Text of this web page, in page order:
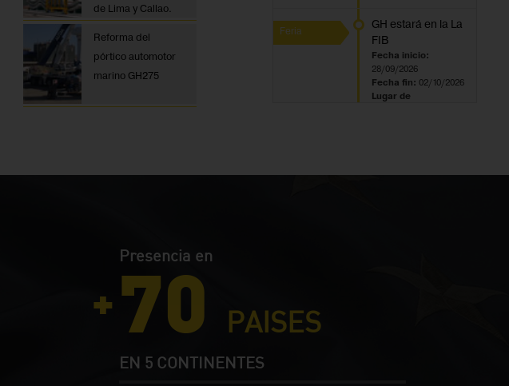
de Lima y Callao.
Reforma del
pórtico automotor
marino GH275
Feria
GH estará en la La
FIB
Fecha inicio:
28/09/2026
Fecha fin: 02/10/2026
Lugar de
Presencia en
70 PAISES
EN 5 CONTINENTES